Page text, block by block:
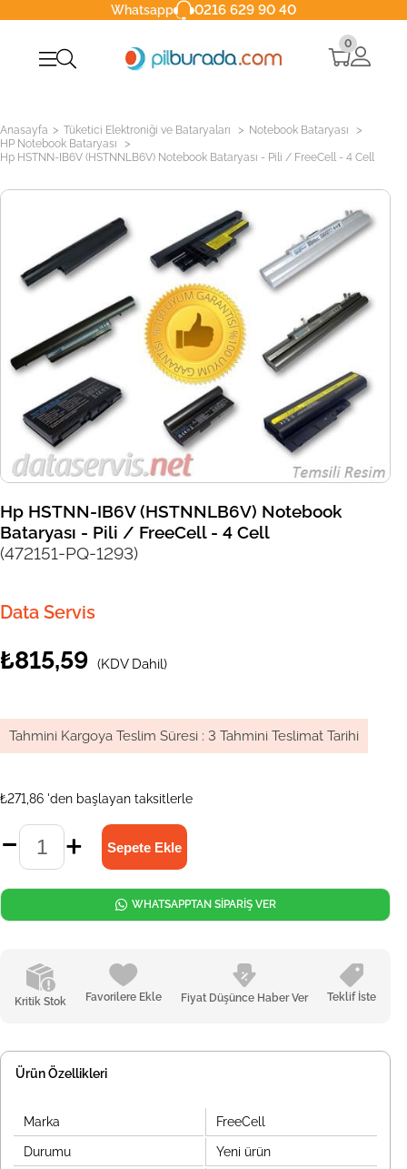
Whatsapp 0216 629 90 40
0
Anasayfa > Tüketici Elektroniği ve Bataryaları > Notebook Bataryası >
HP Notebook Bataryası >
Hp HSTNN-IB6V (HSTNNLB6V) Notebook Bataryası - Pili / FreeCell - 4 Cell
Hp HSTNN-IB6V (HSTNNLB6V) Notebook
Bataryası - Pili / FreeCell - 4 Cell
(472151-PQ-1293)
Data Servis
₺815,59 (KDV Dahil)
Tahmini Kargoya Teslim Süresi : 3 Tahmini Teslimat Tarihi
₺271,86 'den başlayan taksitlerle
Kritik Stok Favorilere Ekle Fiyat Düşünce Haber Ver Teklif İste
WHATSAPPTAN SİPARİŞ VER
Ürün Özellikleri
Marka FreeCell
Durumu Yeni ürün